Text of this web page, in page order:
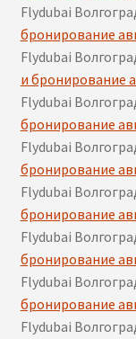
Flydubai
бронирование
Flydubai
и бронирование
Flydubai
бронирование
Flydubai
бронирование
Flydubai
бронирование
Flydubai
бронирование
Flydubai
бронирование
Flydubai